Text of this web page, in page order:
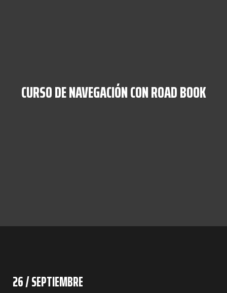
CURSO DE NAVEGACIÓN CON ROAD BOOK
26 / SEPTIEMBRE